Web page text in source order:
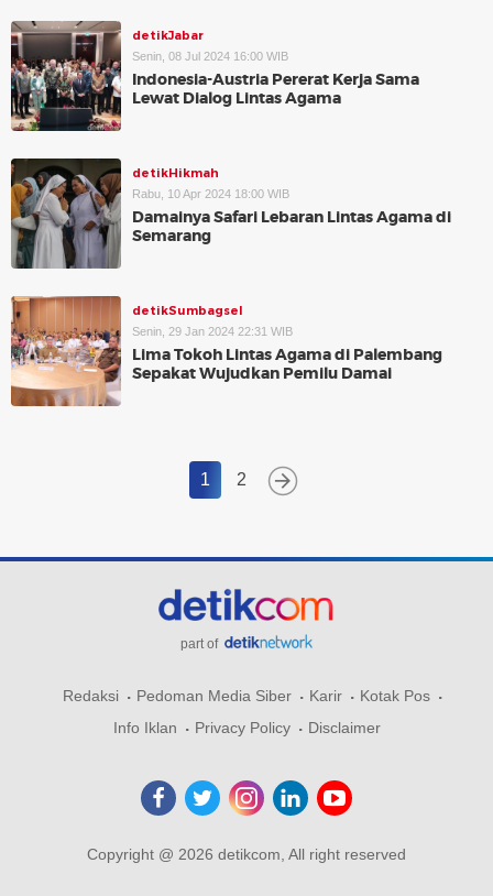
detikJabar
Senin, 08 Jul 2024 16:00 WIB
Indonesia-Austria Pererat Kerja Sama
Lewat Dialog Lintas Agama
detikHikmah
Rabu, 10 Apr 2024 18:00 WIB
Damainya Safari Lebaran Lintas Agama di
Semarang
detikSumbagsel
Senin, 29 Jan 2024 22:31 WIB
Lima Tokoh Lintas Agama di Palembang
Sepakat Wujudkan Pemilu Damai
1 2
part of
Redaksi Pedoman Media Siber Karir
Kotak Pos
Info Iklan
Privacy Policy Disclaimer
Copyright @ 2026 detikcom, All right reserved